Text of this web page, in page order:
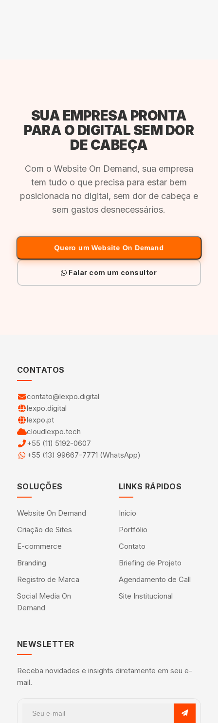
SUA EMPRESA PRONTA
PARA O DIGITAL SEM DOR
DE CABEÇA
Com o Website On Demand, sua empresa
tem tudo o que precisa para estar bem
posicionada no digital, sem dor de cabeça e
sem gastos desnecessários.
Quero um Website On Demand
Falar com um consultor
CONTATOS
contato@lexpo.digital
lexpo.digital
lexpo.pt
cloudlexpo.tech
+55 (11) 5192-0607
+55 (13) 99667-7771 (WhatsApp)
SOLUÇÕES
Website On Demand
Criação de Sites
E-commerce
Branding
Registro de Marca
Social Media On
Demand
LINKS RÁPIDOS
Início
Portfólio
Contato
Briefing de Projeto
Agendamento de Call
Site Institucional
NEWSLETTER
Receba novidades e insights diretamente em seu e-
mail.